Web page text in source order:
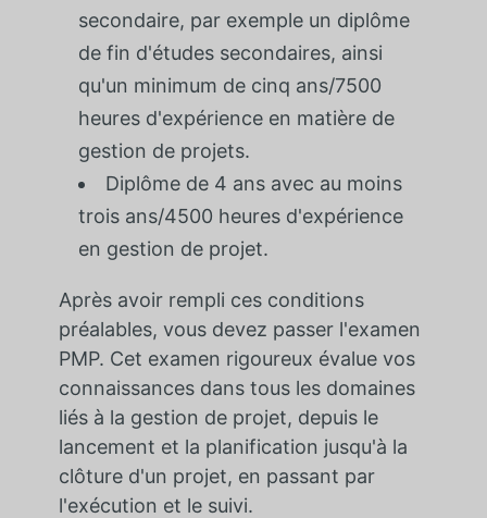
secondaire, par exemple un diplôme
de fin d'études secondaires, ainsi
qu'un minimum de cinq ans/7500
heures d'expérience en matière de
gestion de projets.
Diplôme de 4 ans avec au moins
trois ans/4500 heures d'expérience
en gestion de projet.
Après avoir rempli ces conditions
préalables, vous devez passer l'examen
PMP. Cet examen rigoureux évalue vos
connaissances dans tous les domaines
liés à la gestion de projet, depuis le
lancement et la planification jusqu'à la
clôture d'un projet, en passant par
l'exécution et le suivi.